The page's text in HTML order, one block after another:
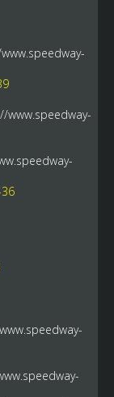
www.speedway-